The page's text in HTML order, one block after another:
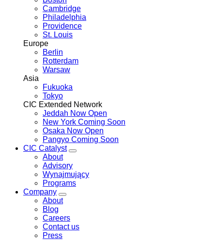
Cambridge
Philadelphia
Providence
St. Louis
Europe
Berlin
Rotterdam
Warsaw
Asia
Fukuoka
Tokyo
CIC Extended Network
Jeddah Now Open
New York Coming Soon
Osaka Now Open
Pangyo Coming Soon
CIC Catalyst
Toggle
Catalyst
menu
About
Advisory
Wynajmujący
Programs
Company
Toggle
Company
About
Blog
Careers
Contact us
Press